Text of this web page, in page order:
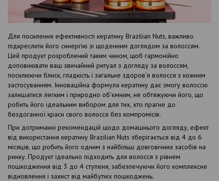
Для посилення ефективності кератину Brazilian Nuts, важливо
підкреслити його синергію зі щоденним доглядом за волоссям.
Цей продукт розроблений таким чином, щоб гармонійно
доповнювати ваш звичайний ритуал з догляду за волоссям,
посилюючи блиск, гладкість і загальне здоров'я волосся з кожним
застосуванням. Інноваційна формула кератину дає змогу волоссю
залишатися легким і природно об'ємним, не обтяжуючи його, що
робить його ідеальним вибором для тих, хто прагне до
бездоганної краси свого волосся без компромісів.
При дотриманні рекомендацій щодо домашнього догляду, ефект
від використання кератину Brazilian Nuts зберігається від 4 до 6
місяців, що робить його одним з найбільш довговічних засобів на
ринку. Продукт ідеально підходить для волосся з рівнем
пошкодження від 3 до 4 ступеня, забезпечуючи його комплексне
відновлення і захист від майбутніх пошкоджень.